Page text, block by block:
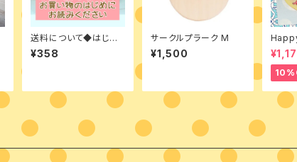
送料について◆はじめ
にお読みください
¥358
サークルプラーク M
¥1,500
mas